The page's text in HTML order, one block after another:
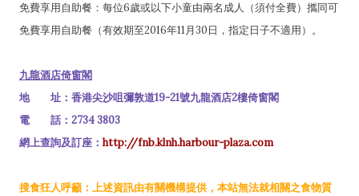
免費享用自助餐：每位6歲或以下小童由兩名成人（須付全費）攜同可
免費享用自助餐（有效期至2016年11月30日，指定日子不適用）。
九龍酒店倚窗閣
地 址：香港尖沙咀彌敦道19-21號九龍酒店2樓倚窗閣
電 話：2734 3803
網上查詢及訂座： http://fnb.klnh.harbour-plaza.com
搜食狂人呼籲：上述資訊由有關機構提供，本站無法就相關之食物質